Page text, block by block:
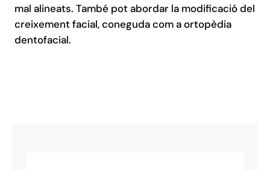
mal alineats. També pot abordar la modificació del
creixement facial, coneguda com a ortopèdia
dentofacial.